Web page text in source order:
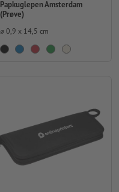
Papkuglepen Amsterdam
(Prøve)
⌀ 0,9 x 14,5 cm